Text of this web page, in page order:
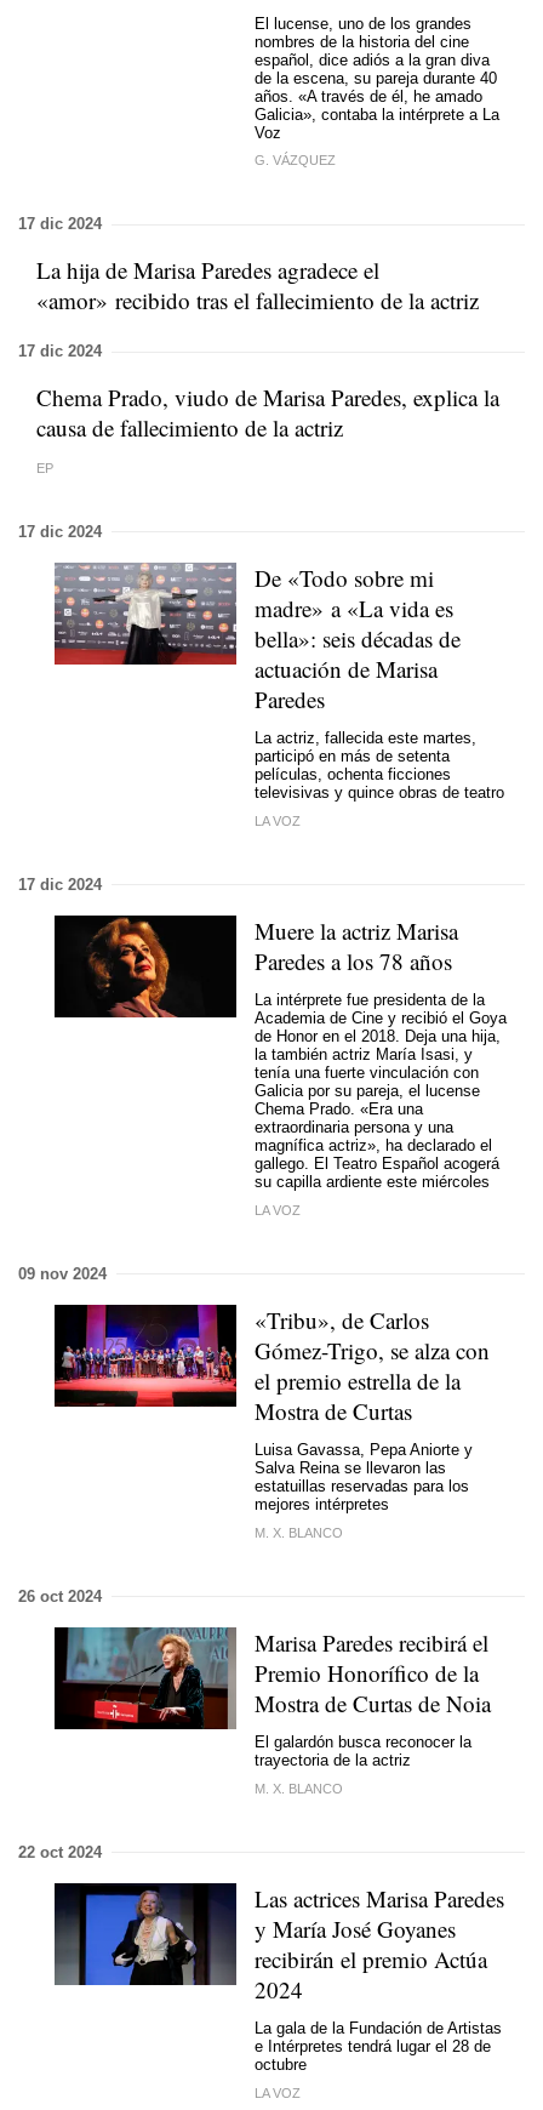
El lucense, uno de los grandes
nombres de la historia del cine
español, dice adiós a la gran diva
de la escena, su pareja durante 40
años. «A través de él, he amado
Galicia», contaba la intérprete a La
Voz
G. VÁZQUEZ
17 dic 2024
La hija de Marisa Paredes agradece el
«amor» recibido tras el fallecimiento de la actriz
17 dic 2024
Chema Prado, viudo de Marisa Paredes, explica la
causa de fallecimiento de la actriz
EP
17 dic 2024
De «Todo sobre mi
madre» a «La vida es
bella»: seis décadas de
actuación de Marisa
Paredes
La actriz, fallecida este martes,
participó en más de setenta
películas, ochenta ficciones
televisivas y quince obras de teatro
LA VOZ
17 dic 2024
Muere la actriz Marisa
Paredes a los 78 años
La intérprete fue presidenta de la
Academia de Cine y recibió el Goya
de Honor en el 2018. Deja una hija,
la también actriz María Isasi, y
tenía una fuerte vinculación con
Galicia por su pareja, el lucense
Chema Prado. «Era una
extraordinaria persona y una
magnífica actriz», ha declarado el
gallego. El Teatro Español acogerá
su capilla ardiente este miércoles
LA VOZ
09 nov 2024
«Tribu», de Carlos
Gómez-Trigo, se alza con
el premio estrella de la
Mostra de Curtas
Luisa Gavassa, Pepa Aniorte y
Salva Reina se llevaron las
estatuillas reservadas para los
mejores intérpretes
M. X. BLANCO
26 oct 2024
Marisa Paredes recibirá el
Premio Honorífico de la
Mostra de Curtas de Noia
El galardón busca reconocer la
trayectoria de la actriz
M. X. BLANCO
22 oct 2024
Las actrices Marisa Paredes
y María José Goyanes
recibirán el premio Actúa
2024
La gala de la Fundación de Artistas
e Intérpretes tendrá lugar el 28 de
octubre
LA VOZ